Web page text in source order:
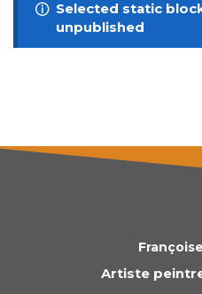
Selected static
unpublished
Artiste